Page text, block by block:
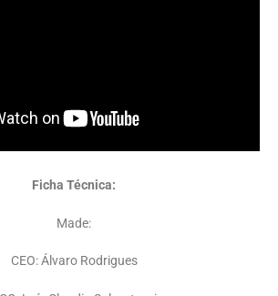
Ficha Técnica:
Made:
CEO: Álvaro Rodrigues